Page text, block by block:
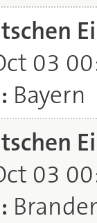
03
Bayern
03